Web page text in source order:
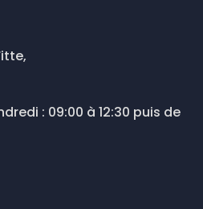
: 09:00 à 12:30 puis de